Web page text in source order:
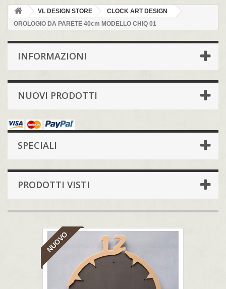
VL DESIGN STORE
CLOCK ART DESIGN
OROLOGIO DA PARETE 40cm MODELLO CHIQ 01
INFORMAZIONI
NUOVI PRODOTTI
SPECIALI
PRODOTTI VISTI
NUOVO